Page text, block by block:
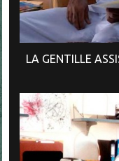
LA GENTILLE